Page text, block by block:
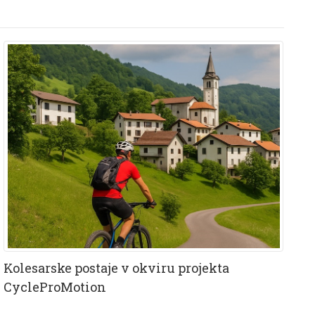
Kolesarske postaje v okviru projekta
CycleProMotion